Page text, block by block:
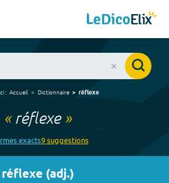
: Accueil Dictionnaire réflexe
« réflexe»
sexacts9suggestions
réflexe (adj.)